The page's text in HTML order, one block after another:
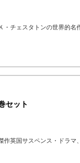
チェスタトンの世界的名
セット
英国サスペンス・ドラマ